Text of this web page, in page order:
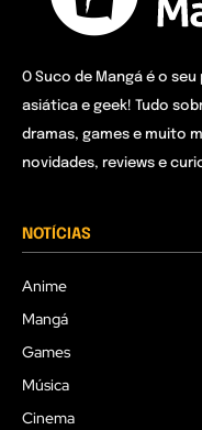
O Suco de Mangá é o
asiática e geek! Tudo
dramas, games e muito
novidades, reviews e
NOTÍCIAS
Anime
Mangá
Games
Música
Cinema